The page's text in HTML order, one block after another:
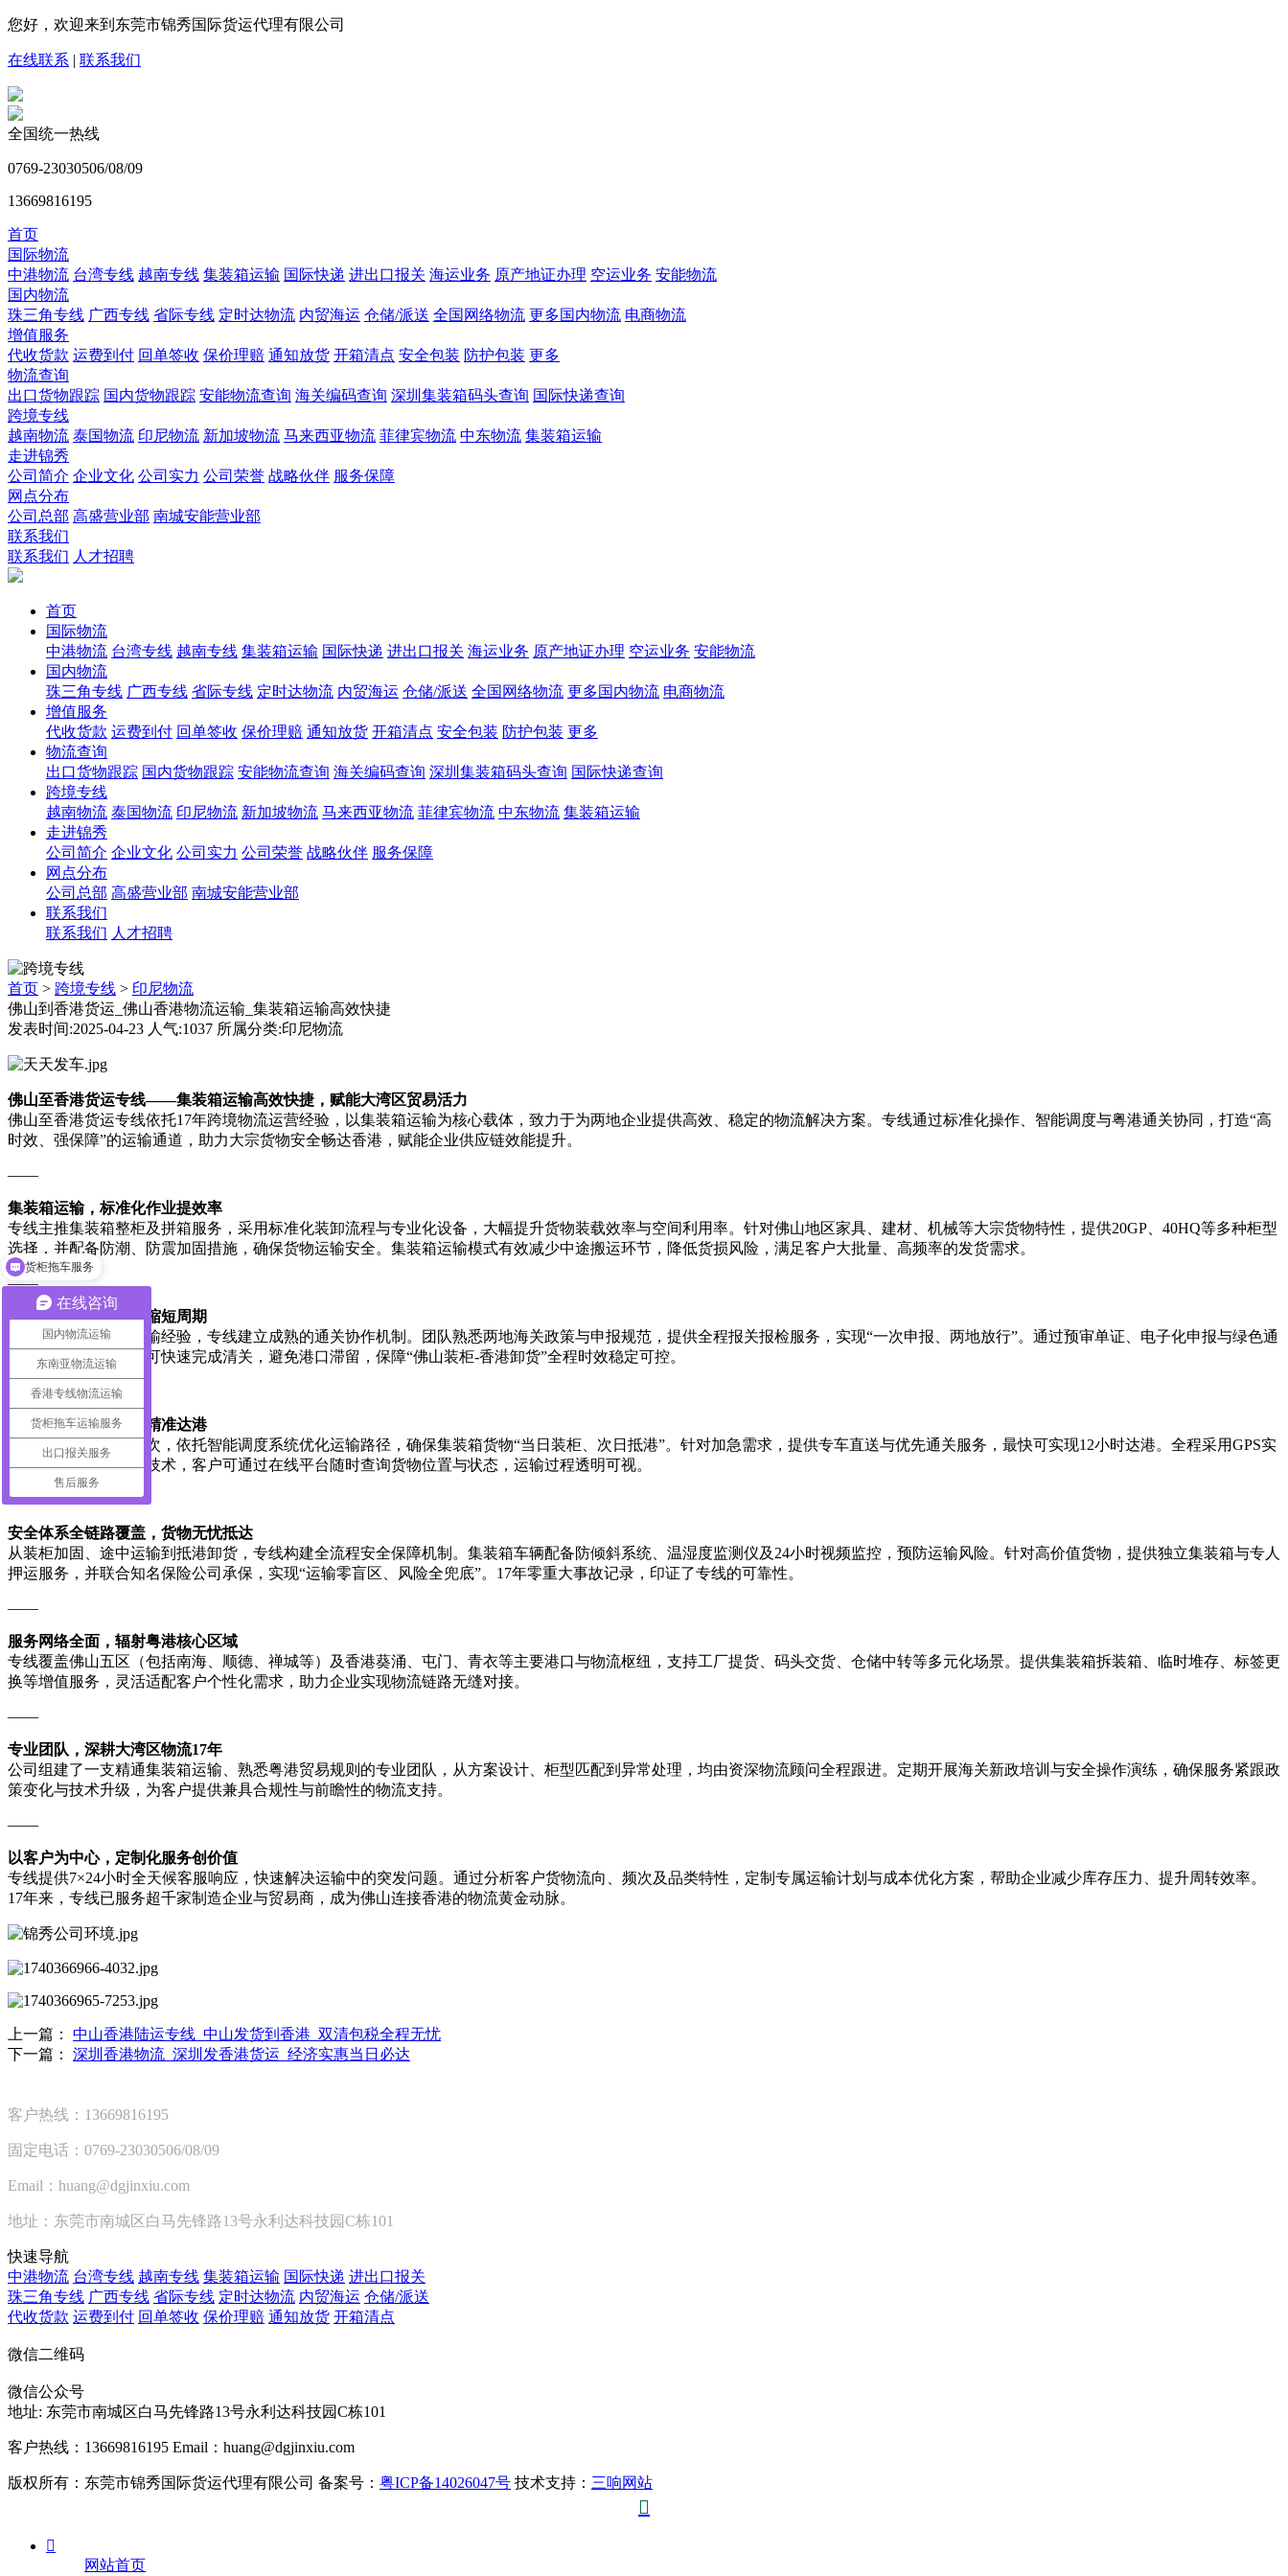
您好，欢迎来到东莞市锦秀国际货运代理有限公司
在线联系 | 联系我们
全国统一热线
0769-23030506/08/09
13669816195
首页
国际物流
中港物流 台湾专线 越南专线 集装箱运输 国际快递 进出口报关 海运业务 原产地证办理 空运业务 安能物流
国内物流
珠三角专线 广西专线 省际专线 定时达物流 内贸海运 仓储/派送 全国网络物流 更多国内物流 电商物流
增值服务
代收货款 运费到付 回单签收 保价理赔 通知放货 开箱清点 安全包装 防护包装 更多
物流查询
出口货物跟踪 国内货物跟踪 安能物流查询 海关编码查询 深圳集装箱码头查询 国际快递查询
跨境专线
越南物流 泰国物流 印尼物流 新加坡物流 马来西亚物流 菲律宾物流 中东物流 集装箱运输
走进锦秀
公司简介 企业文化 公司实力 公司荣誉 战略伙伴 服务保障
网点分布
公司总部 高盛营业部 南城安能营业部
联系我们
联系我们 人才招聘
首页
国际物流
中港物流 台湾专线 越南专线 集装箱运输 国际快递 进出口报关 海运业务 原产地证办理 空运业务 安能物流
国内物流
珠三角专线 广西专线 省际专线 定时达物流 内贸海运 仓储/派送 全国网络物流 更多国内物流 电商物流
增值服务
代收货款 运费到付 回单签收 保价理赔 通知放货 开箱清点 安全包装 防护包装 更多
物流查询
出口货物跟踪 国内货物跟踪 安能物流查询 海关编码查询 深圳集装箱码头查询 国际快递查询
跨境专线
越南物流 泰国物流 印尼物流 新加坡物流 马来西亚物流 菲律宾物流 中东物流 集装箱运输
走进锦秀
公司简介 企业文化 公司实力 公司荣誉 战略伙伴 服务保障
网点分布
公司总部 高盛营业部 南城安能营业部
联系我们
联系我们 人才招聘
首页 > 跨境专线 > 印尼物流
佛山到香港货运_佛山香港物流运输_集装箱运输高效快捷​
发表时间:2025-04-23 人气:1037 所属分类:印尼物流
佛山至香港货运专线——集装箱运输高效快捷，赋能大湾区贸易活力
佛山至香港货运专线依托17年跨境物流运营经验，以集装箱运输为核心载体，致力于为两地企业提供高效、稳定的物流解决方案。专线通过标准化操作、智能调度与粤港通关协同，打造“高
时效、强保障”的运输通道，助力大宗货物安全畅达香港，赋能企业供应链效能提升。
——
集装箱运输，标准化作业提效率
专线主推集装箱整柜及拼箱服务，采用标准化装卸流程与专业化设备，大幅提升货物装载效率与空间利用率。针对佛山地区家具、建材、机械等大宗货物特性，提供20GP、40HQ等多种柜型
选择，并配备防潮、防震加固措施，确保货物运输安全。集装箱运输模式有效减少中途搬运环节，降低货损风险，满足客户大批量、高频率的发货需求。
——
高效通关，粤港协同缩短周期
凭借17年粤港跨境运输经验，专线建立成熟的通关协作机制。团队熟悉两地海关政策与申报规范，提供全程报关报检服务，实现“一次申报、两地放行”。通过预审单证、电子化申报与绿色通
道衔接，集装箱货物可快速完成清关，避免港口滞留，保障“佛山装柜-香港卸货”全程时效稳定可控。
——
时效保障，定时班列精准达港
专线每日开设定点班次，依托智能调度系统优化运输路径，确保集装箱货物“当日装柜、次日抵港”。针对加急需求，提供专车直送与优先通关服务，最快可实现12小时达港。全程采用GPS实
时监控与电子锁封柜技术，客户可通过在线平台随时查询货物位置与状态，运输过程透明可视。
——
安全体系全链路覆盖，货物无忧抵达
从装柜加固、途中运输到抵港卸货，专线构建全流程安全保障机制。集装箱车辆配备防倾斜系统、温湿度监测仪及24小时视频监控，预防运输风险。针对高价值货物，提供独立集装箱与专人
押运服务，并联合知名保险公司承保，实现“运输零盲区、风险全兜底”。17年零重大事故记录，印证了专线的可靠性。
——
服务网络全面，辐射粤港核心区域
专线覆盖佛山五区（包括南海、顺德、禅城等）及香港葵涌、屯门、青衣等主要港口与物流枢纽，支持工厂提货、码头交货、仓储中转等多元化场景。提供集装箱拆装箱、临时堆存、标签更
换等增值服务，灵活适配客户个性化需求，助力企业实现物流链路无缝对接。
——
专业团队，深耕大湾区物流17年
公司组建了一支精通集装箱运输、熟悉粤港贸易规则的专业团队，从方案设计、柜型匹配到异常处理，均由资深物流顾问全程跟进。定期开展海关新政培训与安全操作演练，确保服务紧跟政
策变化与技术升级，为客户提供兼具合规性与前瞻性的物流支持。
——
以客户为中心，定制化服务创价值
专线提供7×24小时全天候客服响应，快速解决运输中的突发问题。通过分析客户货物流向、频次及品类特性，定制专属运输计划与成本优化方案，帮助企业减少库存压力、提升周转效率。
17年来，专线已服务超千家制造企业与贸易商，成为佛山连接香港的物流黄金动脉。
上一篇： 中山香港陆运专线_中山发货到香港_双清包税全程无忧​
下一篇： 深圳香港物流_深圳发香港货运_经济实惠当日必达​
客户热线：13669816195
固定电话：0769-23030506/08/09
Email：huang@dgjinxiu.com
地址：东莞市南城区白马先锋路13号永利达科技园C栋101
快速导航
中港物流 台湾专线 越南专线 集装箱运输 国际快递 进出口报关
珠三角专线 广西专线 省际专线 定时达物流 内贸海运 仓储/派送
代收货款 运费到付 回单签收 保价理赔 通知放货 开箱清点
微信二维码
微信公众号
地址: 东莞市南城区白马先锋路13号永利达科技园C栋101
客户热线：13669816195 Email：huang@dgjinxiu.com
版权所有：东莞市锦秀国际货运代理有限公司 备案号： 粤ICP备14026047号 技术支持： 三响网站


网站首页
在线咨询
国内物流运输
东南亚物流运输
香港专线物流运输
货柜拖车运输服务
出口报关服务
售后服务
货柜拖车服务